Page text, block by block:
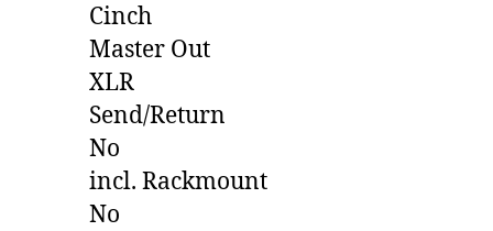
Cinch
Master Out
XLR
Send/Return
No
incl. Rackmount
No